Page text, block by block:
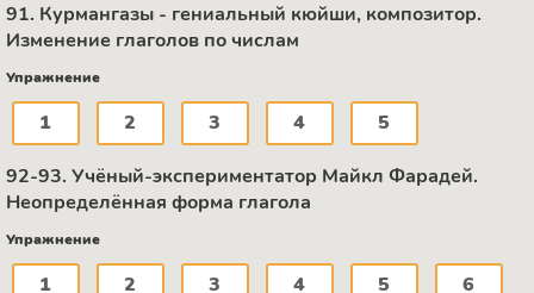
91. Курмангазы - гениальный кюйши, композитор.
Изменение глаголов по числам
Упражнение
1 2 3 4 5
92-93. Учёный-экспериментатор Майкл Фарадей.
Неопределённая форма глагола
Упражнение
1 2 3 4 5 6